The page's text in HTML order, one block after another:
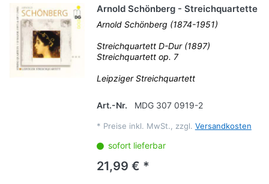
Arnold Schönberg - Streichquartette
Arnold Schönberg (1874-1951)
Streichquartett D-Dur (1897)
Streichquartett op. 7
Leipziger Streichquartett
Art.-Nr. MDG 307 0919-2
* Preise inkl. MwSt., zzgl. Versandkosten
sofort lieferbar
21,99 € *